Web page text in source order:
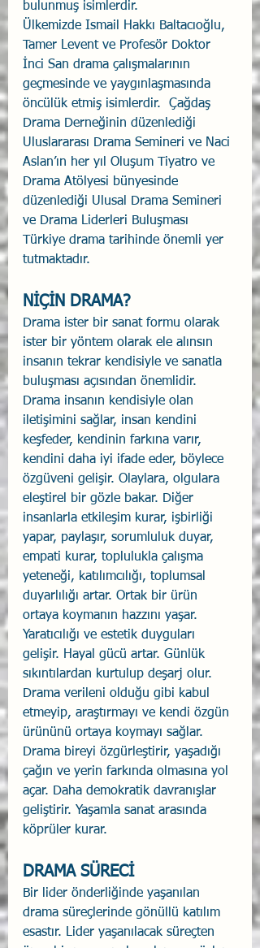
bulunmuş isimlerdir.
Ülkemizde Ismail Hakkı Baltacıoğlu,
Tamer Levent ve Profesör Doktor
İnci San drama çalışmalarının
geçmesinde ve yaygınlaşmasında
öncülük etmiş isimlerdir.  Çağdaş
Drama Derneğinin düzenlediği
Uluslararası Drama Semineri ve Naci
Aslan’ın her yıl Oluşum Tiyatro ve
Drama Atölyesi bünyesinde
düzenlediği Ulusal Drama Semineri
ve Drama Liderleri Buluşması
Türkiye drama tarihinde önemli yer
tutmaktadır.
NİÇİN DRAMA?
Drama ister bir sanat formu olarak
ister bir yöntem olarak ele alınsın
insanın tekrar kendisiyle ve sanatla
buluşması açısından önemlidir.
Drama insanın kendisiyle olan
iletişimini sağlar, insan kendini
keşfeder, kendinin farkına varır,
kendini daha iyi ifade eder, böylece
özgüveni gelişir. Olaylara, olgulara
eleştirel bir gözle bakar. Diğer
insanlarla etkileşim kurar, işbirliği
yapar, paylaşır, sorumluluk duyar,
empati kurar, toplulukla çalışma
yeteneği, katılımcılığı, toplumsal
duyarlılığı artar. Ortak bir ürün
ortaya koymanın hazzını yaşar.
Yaratıcılığı ve estetik duyguları
gelişir. Hayal gücü artar. Günlük
sıkıntılardan kurtulup deşarj olur.
Drama verileni olduğu gibi kabul
etmeyip, araştırmayı ve kendi özgün
ürününü ortaya koymayı sağlar.
Drama bireyi özgürleştirir, yaşadığı
çağın ve yerin farkında olmasına yol
açar. Daha demokratik davranışlar
geliştirir. Yaşamla sanat arasında
köprüler kurar.
DRAMA SÜRECİ
Bir lider önderliğinde yaşanılan
drama süreçlerinde gönüllü katılım
esastır. Lider yaşanılacak süreçten